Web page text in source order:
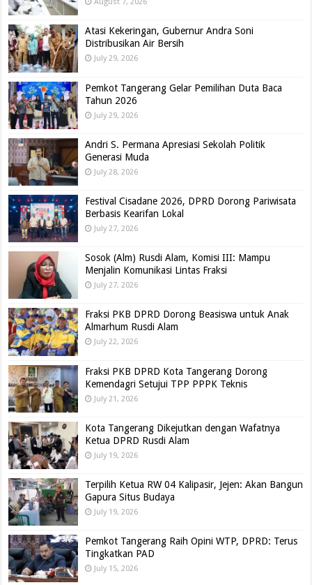
August 7, 2026
Atasi Kekeringan, Gubernur Andra Soni
Distribusikan Air Bersih
July 29, 2026
Pemkot Tangerang Gelar Pemilihan Duta Baca
Tahun 2026
July 29, 2026
Andri S. Permana Apresiasi Sekolah Politik
Generasi Muda
July 28, 2026
Festival Cisadane 2026, DPRD Dorong Pariwisata
Berbasis Kearifan Lokal
July 27, 2026
Sosok (Alm) Rusdi Alam, Komisi III: Mampu
Menjalin Komunikasi Lintas Fraksi
July 27, 2026
Fraksi PKB DPRD Dorong Beasiswa untuk Anak
Almarhum Rusdi Alam
July 22, 2026
Fraksi PKB DPRD Kota Tangerang Dorong
Kemendagri Setujui TPP PPPK Teknis
July 21, 2026
Kota Tangerang Dikejutkan dengan Wafatnya
Ketua DPRD Rusdi Alam
July 19, 2026
Terpilih Ketua RW 04 Kalipasir, Jejen: Akan Bangun
Gapura Situs Budaya
July 19, 2026
Pemkot Tangerang Raih Opini WTP, DPRD: Terus
Tingkatkan PAD
July 15, 2026